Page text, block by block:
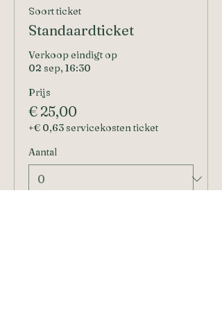
Soort ticket
Standaardticket
Verkoop eindigt op
02 sep, 16:30
Prijs
€ 25,00
+€ 0,63 servicekosten ticket
Aantal